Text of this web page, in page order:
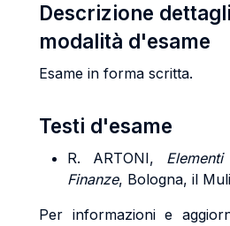
Descrizione
modalità d'esame
Esame in forma scritta.
Testi d'esame
R. ARTONI,
Finanze, Bologna, il
Per informazioni e